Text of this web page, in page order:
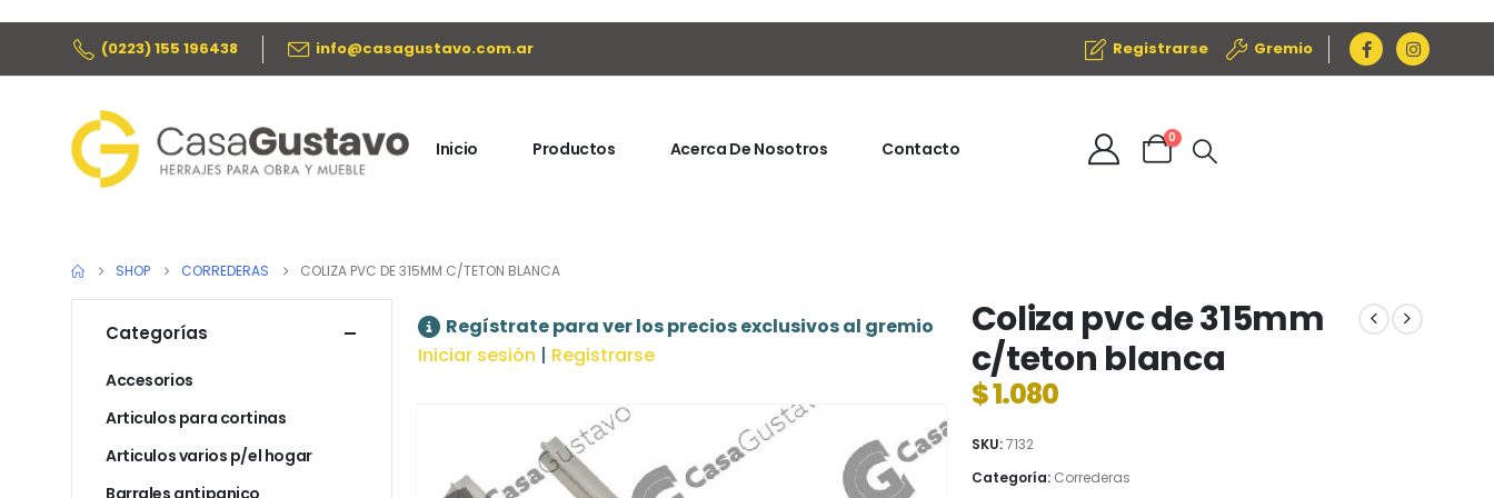
(0223) 155 196438 info@casagustavo.com.ar Registrarse Gremio
Inicio Productos Acerca De Nosotros Contacto
0
SHOP CORREDERAS COLIZA PVC DE 315MM C/TETON BLANCA
Regístrate para ver los precios exclusivos al gremio
Iniciar sesión | Registrarse
Coliza pvc de 315mm
c/teton blanca
$1.080
SKU:7132
Categoría: Correderas
Categorías
Accesorios
Articulos para cortinas
Articulos varios p/el hogar
Barrales antipanico